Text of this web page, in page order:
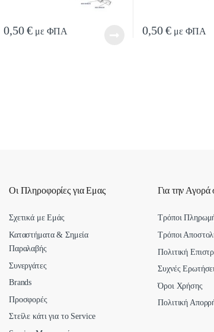
0,50€ με ΦΠΑ 0,50€ με ΦΠΑ
Οι Πληροφορίες για Εμας
Σχετικά με Εμάς
Καταστήματα & Σημεία
Παραλαβής
Συνεργάτες
Brands
Προσφορές
Στείλε κάτι για το Service
Για την Αγορά
Τρόποι
Τρόποι
Πολιτική
Συχνές
Όροι Χρήσης
Πολιτική